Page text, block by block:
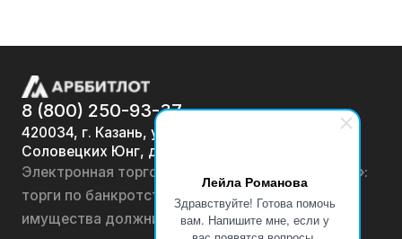
Лейла Романова
Здравствуйте! Готова помочь
вам. Напишите мне, если у
8 (800) 250-93-37
420034, г. Казань, ул.
Соловецких Юнг, д. 7
Электронная торговая площадка «АРББИТЛОТ»:
торги по банкротству, лоты по продаже
имущества должников физических лиц и